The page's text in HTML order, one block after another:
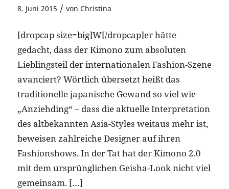
8. Juni 2015 / von Christina
[dropcap size=big]W[/dropcap]er hätte
gedacht, dass der Kimono zum absoluten
Lieblingsteil der internationalen Fashion-Szene
avanciert? Wörtlich übersetzt heißt das
traditionelle japanische Gewand so viel wie
„Anziehding“ – dass die aktuelle Interpretation
des altbekannten Asia-Styles weitaus mehr ist,
beweisen zahlreiche Designer auf ihren
Fashionshows. In der Tat hat der Kimono 2.0
mit dem ursprünglichen Geisha-Look nicht viel
gemeinsam. […]